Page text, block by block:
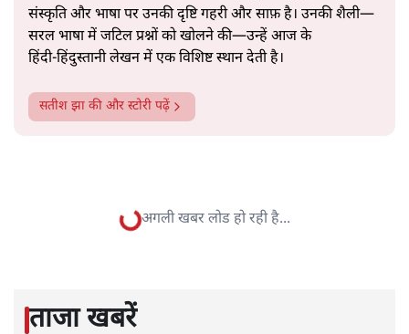
का इज़हार था।
और पढ़ें
सतीश झा समकालीन भारतीय भाषाई लेखन के सबसे सूक्ष्म,
विश्लेषणात्मक और मानवीय स्वरों में से एक हैं। शिक्षा, समाज,